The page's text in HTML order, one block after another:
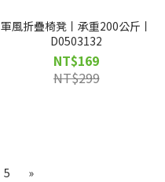
軍風折疊椅凳丨承重200公斤丨
D0503132
NT$169
NT$299
5 »